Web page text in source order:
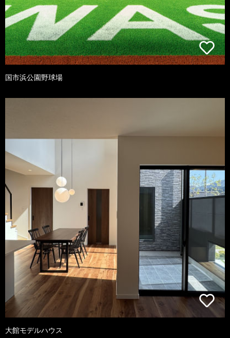
国市浜公園野球場
大館モデルハウス